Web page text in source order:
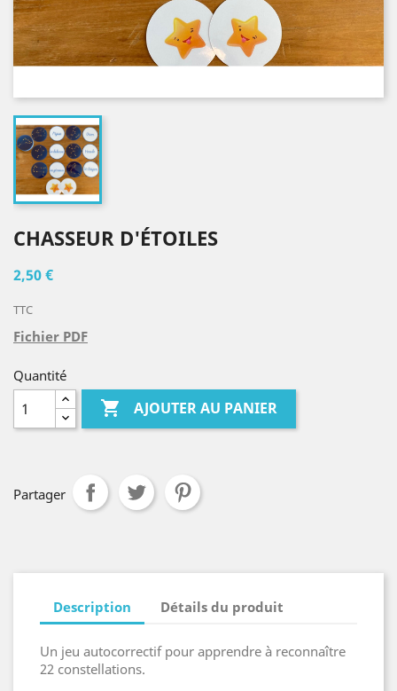
CHASSEUR D'ÉTOILES
2,50 €
TTC
Fichier PDF
Quantité
 AJOUTER AU PANIER
Partager
Description Détails du produit
Un jeu autocorrectif pour apprendre à reconnaître
22 constellations.